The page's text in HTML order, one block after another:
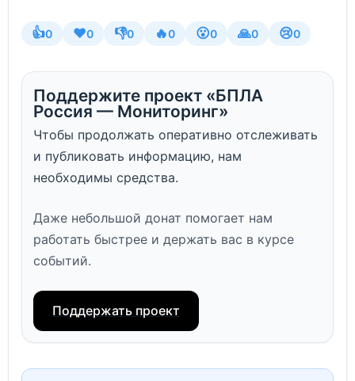
👍0 ❤️0 👎0 🔥0 😮0 🙏0 😢0
Поддержите проект «БПЛА
Россия — Мониторинг»
Чтобы продолжать оперативно отслеживать
и публиковать информацию, нам
необходимы средства.
Даже небольшой донат помогает нам
работать быстрее и держать вас в курсе
событий.
Поддержать проект